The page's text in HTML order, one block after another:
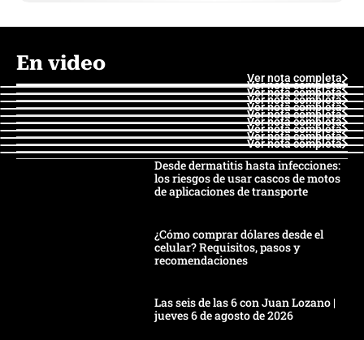
En video
Ver nota completa
Ver nota completa
Ver nota completa
Ver nota completa
Ver nota completa
Ver nota completa
Ver nota completa
Ver nota completa
Ver nota completa
Ver nota completa
Desde dermatitis hasta infecciones:
los riesgos de usar cascos de motos
de aplicaciones de transporte
¿Cómo comprar dólares desde el
celular? Requisitos, pasos y
recomendaciones
Las seis de las 6 con Juan Lozano |
jueves 6 de agosto de 2026